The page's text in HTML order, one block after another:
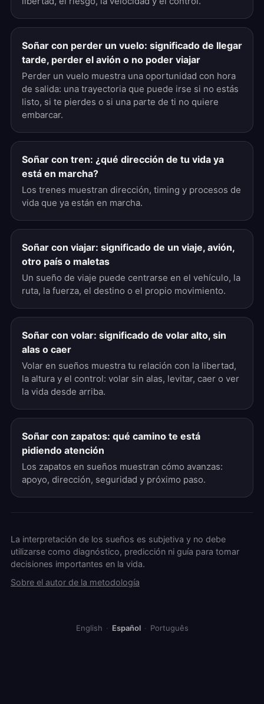
Soñar con perder un vuelo: significado de llegar
tarde, perder el avión o no poder viajar
Perder un vuelo muestra una oportunidad con hora
de salida: una trayectoria que puede irse si no estás
listo, si te pierdes o si una parte de ti no quiere
embarcar.
Soñar con tren: ¿qué dirección de tu vida ya
está en marcha?
Los trenes muestran dirección, timing y procesos de
vida que ya están en marcha.
Soñar con viajar: significado de un viaje, avión,
otro país o maletas
Un sueño de viaje puede centrarse en el vehículo, la
ruta, la fuerza, el destino o el propio movimiento.
Soñar con volar: significado de volar alto, sin
alas o caer
Volar en sueños muestra tu relación con la libertad,
la altura y el control: volar sin alas, levitar, caer o ver
la vida desde arriba.
Soñar con zapatos: qué camino te está
pidiendo atención
Los zapatos en sueños muestran cómo avanzas:
apoyo, dirección, seguridad y próximo paso.
La interpretación de los sueños es subjetiva y no debe
utilizarse como diagnóstico, predicción ni guía para tomar
decisiones importantes en la vida.
Sobre el autor de la metodología
English · Español · Português